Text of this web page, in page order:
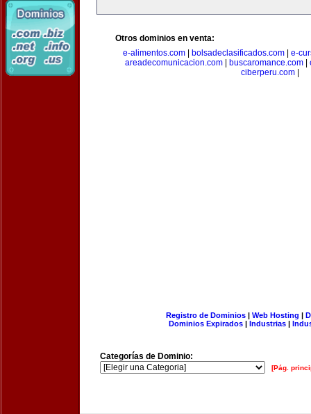
Otros dominios en venta:
e-alimentos.com| bolsadeclasificados.com| e-
areadecomunicacion.com| buscaromance.com|
ciberperu.com
Registro de Dominios| Web Hosting |
Dominios Expirados | Industrias |
Categorías de Dominio:
[Pág.